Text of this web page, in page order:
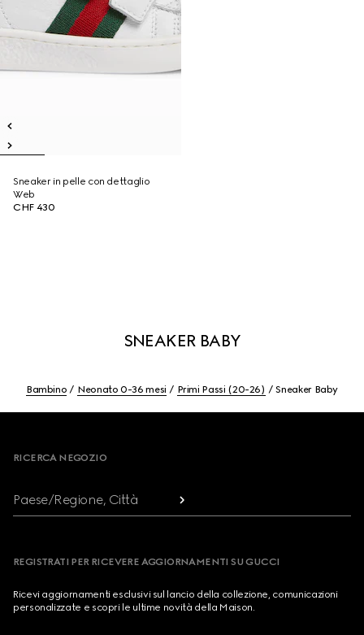
Sneaker in pelle con dettaglio
Web
CHF 430
SNEAKER BABY
Bambino Neonato 0-36 mesi Primi Passi (20-26) Sneaker Baby
RICERCA NEGOZIO
Paese/Regione, Città
REGISTRATI PER RICEVERE AGGIORNAMENTI SU GUCCI
Ricevi aggiornamenti esclusivi sul lancio della collezione, comunicazioni
personalizzate e scopri le ultime novità della Maison.